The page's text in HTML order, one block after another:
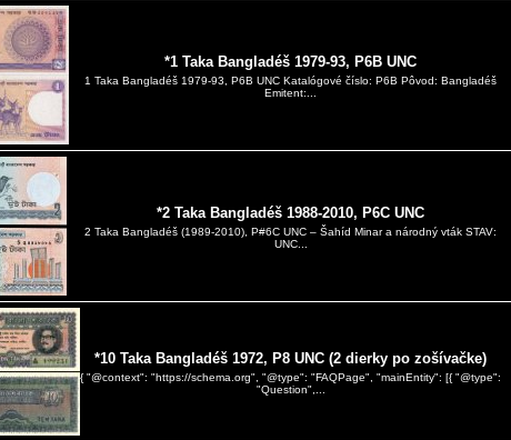
*1 Taka Bangladéš 1979-93, P6B UNC
1 Taka Bangladéš 1979-93, P6B UNC Katalógové číslo: P6B Pôvod: Bangladéš
Emitent:...
*2 Taka Bangladéš 1988-2010, P6C UNC
2 Taka Bangladéš (1989-2010), P#6C UNC – Šahíd Minar a národný vták STAV:
UNC...
*10 Taka Bangladéš 1972, P8 UNC (2 dierky po zošívačke)
{ "@context": "https://schema.org", "@type": "FAQPage", "mainEntity": [{ "@type":
"Question",...